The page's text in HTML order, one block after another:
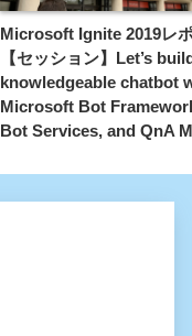
Microsoft Ignite 2019レ
【セッション】Let’s
knowledgeable chatbot
Microsoft Bot
Bot Services, and QnA